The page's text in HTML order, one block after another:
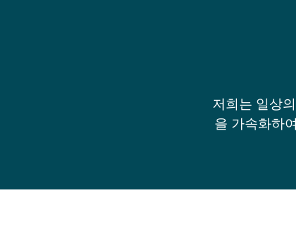
저희는 일상
을 가속화하